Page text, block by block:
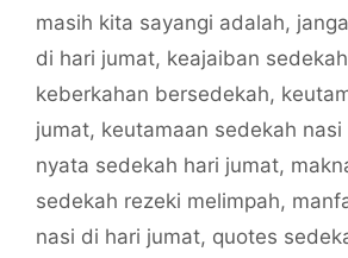
masih kita sayangi adalah,
di hari jumat, keajaiban
keberkahan bersedekah,
jumat, keutamaan sedekah nasi
nyata sedekah hari jumat,
sedekah rezeki melimpah,
nasi di hari jumat, quotes